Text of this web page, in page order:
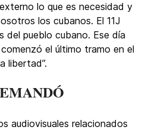
lo que es necesidad y
los cubanos. El 11J
del pueblo cubano. Ese día
el último tramo en el
libertad”.
audiovisuales relacionados